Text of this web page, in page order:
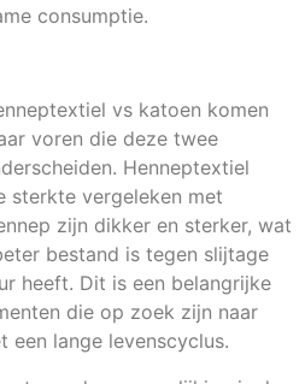
consumptie.
vs katoen komen
voren die deze twee
Henneptextiel
sterkte vergeleken met
zijn dikker en sterker, wat
bestand is tegen slijtage
heeft. Dit is een belangrijke
die op zoek zijn naar
een lange levenscyclus.